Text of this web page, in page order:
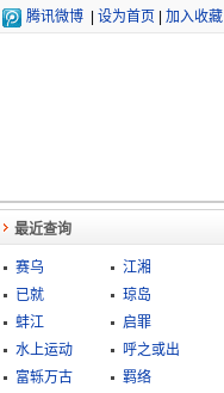
腾讯微博 设为首页 加入收藏
最近查询
赛乌
江湘
已就
琼岛
蚌江
启罪
水上运动
呼之或出
富轹万古
羁络